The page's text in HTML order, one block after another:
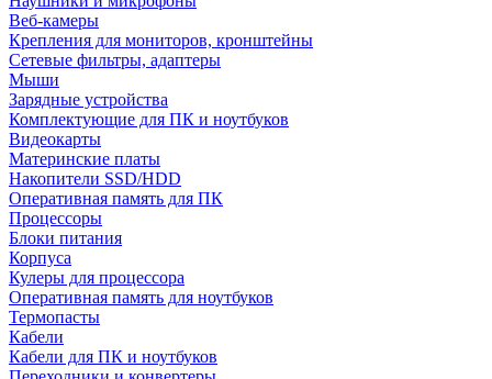
Веб-камеры
Крепления для мониторов, кронштейны
Сетевые фильтры, адаптеры
Мыши
Зарядные устройства
Комплектующие для ПК и ноутбуков
Видеокарты
Материнские платы
Накопители SSD/HDD
Оперативная память для ПК
Процессоры
Блоки питания
Корпуса
Кулеры для процессора
Оперативная память для ноутбуков
Термопасты
Кабели
Кабели для ПК и ноутбуков